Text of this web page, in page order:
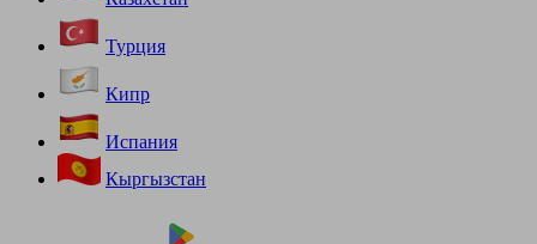
Турция
Кипр
Испания
Кыргызстан